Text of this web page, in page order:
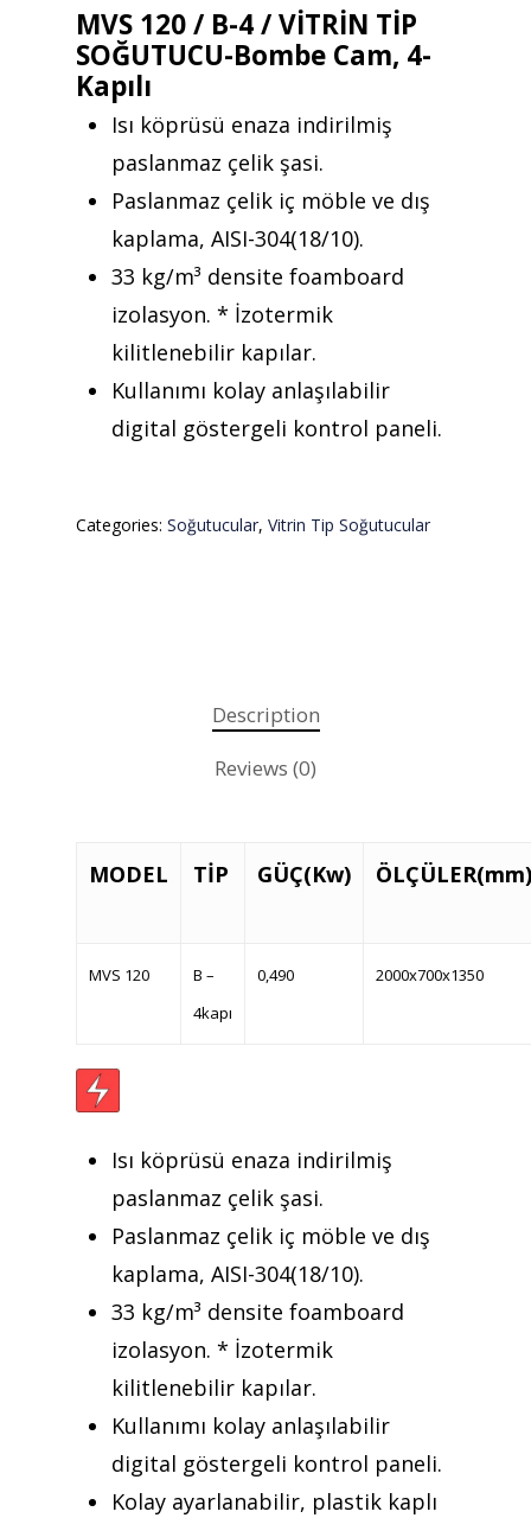
MVS 120 / B-4 / VİTRİN TİP
SOĞUTUCU-Bombe Cam, 4-
Kapılı
Isı köprüsü enaza indirilmiş
paslanmaz çelik şasi.
Paslanmaz çelik iç möble ve dış
kaplama, AISI-304(18/10).
33 kg/m³ densite foamboard
izolasyon. * İzotermik
kilitlenebilir kapılar.
Kullanımı kolay anlaşılabilir
digital göstergeli kontrol paneli.
Categories: Soğutucular, Vitrin Tip Soğutucular
Description
Reviews (0)
MODEL TİP GÜÇ(Kw) ÖLÇÜLER(mm)
MVS 120
B –
4kapı
0,490 2000x700x1350
Isı köprüsü enaza indirilmiş
paslanmaz çelik şasi.
Paslanmaz çelik iç möble ve dış
kaplama, AISI-304(18/10).
33 kg/m³ densite foamboard
izolasyon. * İzotermik
kilitlenebilir kapılar.
Kullanımı kolay anlaşılabilir
digital göstergeli kontrol paneli.
Kolay ayarlanabilir, plastik kaplı
Ürünler
Referanslar
Teklif Al
İletişim
Mattaş Medikal